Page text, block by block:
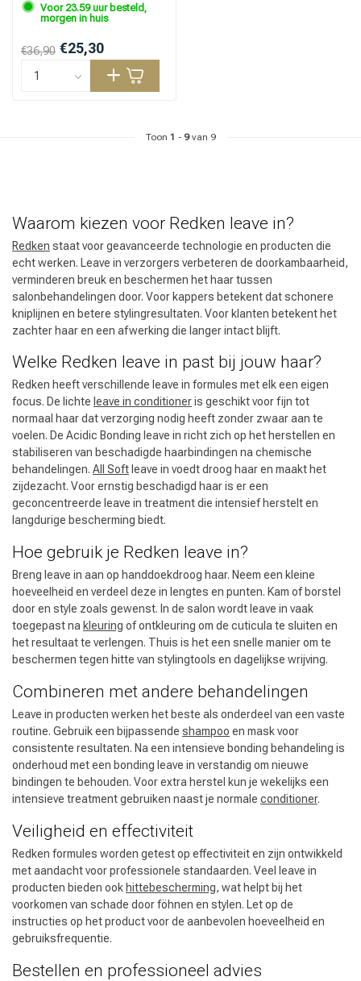
Omvorming CombiDeals
Voor 23.59 uur besteld,
morgen in huis
€36,90 €25,30
Toon 1 - 9van 9
Waarom kiezen voor Redken leave in?
Redken staat voor geavanceerde technologie en producten die
echt werken. Leave in verzorgers verbeteren de doorkambaarheid,
verminderen breuk en beschermen het haar tussen
salonbehandelingen door. Voor kappers betekent dat schonere
kniplijnen en betere stylingresultaten. Voor klanten betekent het
zachter haar en een afwerking die langer intact blijft.
Welke Redken leave in past bij jouw haar?
Redken heeft verschillende leave in formules met elk een eigen
focus. De lichte leave in conditioneris geschikt voor fijn tot
normaal haar dat verzorging nodig heeft zonder zwaar aan te
voelen. De Acidic Bonding leave in richt zich op het herstellen en
stabiliseren van beschadigde haarbindingen na chemische
behandelingen. All Soft leave in voedt droog haar en maakt het
zijdezacht. Voor ernstig beschadigd haar is er een
geconcentreerde leave in treatment die intensief herstelt en
langdurige bescherming biedt.
Hoe gebruik je Redken leave in?
Breng leave in aan op handdoekdroog haar. Neem een kleine
hoeveelheid en verdeel deze in lengtes en punten. Kam of borstel
door en style zoals gewenst. In de salon wordt leave in vaak
toegepast na kleuring of ontkleuring om de cuticula te sluiten en
het resultaat te verlengen. Thuis is het een snelle manier om te
beschermen tegen hitte van stylingtools en dagelijkse wrijving.
Combineren met andere behandelingen
Leave in producten werken het beste als onderdeel van een vaste
routine. Gebruik een bijpassende shampoo en mask voor
consistente resultaten. Na een intensieve bonding behandeling is
onderhoud met een bonding leave in verstandig om nieuwe
bindingen te behouden. Voor extra herstel kun je wekelijks een
intensieve treatment gebruiken naast je normale conditioner.
Veiligheid en effectiviteit
Redken formules worden getest op effectiviteit en zijn ontwikkeld
met aandacht voor professionele standaarden. Veel leave in
producten bieden ook hittebescherming, wat helpt bij het
voorkomen van schade door föhnen en stylen. Let op de
instructies op het product voor de aanbevolen hoeveelheid en
gebruiksfrequentie.
Bestellen en professioneel advies